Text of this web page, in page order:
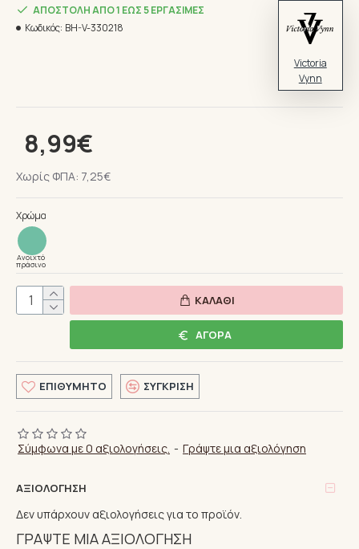
Σύμφωνα με 0 αξιολογήσεις. - Γράψτε μια αξιολόγηση
8,99€
Χωρίς ΦΠΑ: 7,25€
ΑΠΟΣΤΟΛΉ ΑΠΌ 1 ΈΩΣ 5 ΕΡΓΆΣΙΜΕΣ
Κωδικός: BH-V-330218
Victoria
Vynn
Χρώμα
Ανοιχτό
πράσινο
ΚΑΛΆΘΙ
ΑΓΟΡΆ
ΕΠΙΘΥΜΗΤΌ ΣΎΓΚΡΙΣΗ
ΑΞΙΟΛΌΓΗΣΗ
Δεν υπάρχουν αξιολογήσεις για το προϊόν.
ΓΡΆΨΤΕ ΜΙΑ ΑΞΙΟΛΌΓΗΣΗ